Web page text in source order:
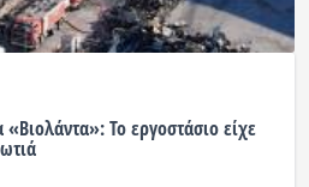
«Βιολάντα»: Το εργοστάσιο είχε